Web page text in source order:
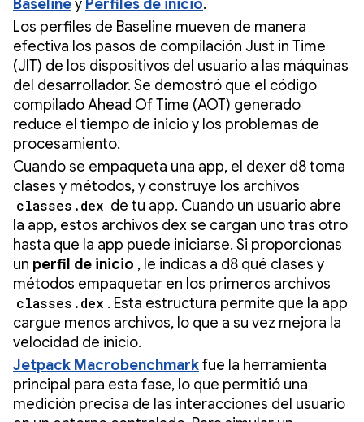
Baseliney Perfiles de inicio.
Los perfiles de Baseline mueven de manera
efectiva los pasos de compilación Just in Time
(JIT) de los dispositivos del usuario a las máquinas
del desarrollador. Se demostró que el código
compilado Ahead Of Time (AOT) generado
reduce el tiempo de inicio y los problemas de
procesamiento.
Cuando se empaqueta una app, el dexer d8 toma
clases y métodos, y construye los archivos
classes.dex de tu app. Cuando un usuario abre
la app, estos archivos dex se cargan uno tras otro
hasta que la app puede iniciarse. Si proporcionas
un perfil de inicio , le indicas a d8 qué clases y
métodos empaquetar en los primeros archivos
classes.dex . Esta estructura permite que la app
cargue menos archivos, lo que a su vez mejora la
velocidad de inicio.
Jetpack Macrobenchmarkfue la herramienta
principal para esta fase, lo que permitió una
medición precisa de las interacciones del usuario